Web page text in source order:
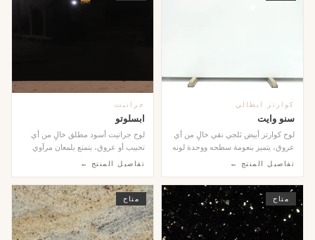
كوارتز ايطالي
سنو وايت
لوح كوارتز أبيض ثلجي نقي خالٍ من أي
عروق، يتميز بنعومة سطحه ووحدة لونه
الكاملة. ...
تفاصيل المنتج ←
جرانيت
ابسلوتو
لوح جرانيت أسود مطلق خالٍ من أي
تحبيب أو عروق، يتمتع بلمعان مرآوي
استثنائي يعكس ...
تفاصيل المنتج ←
متاح متاح